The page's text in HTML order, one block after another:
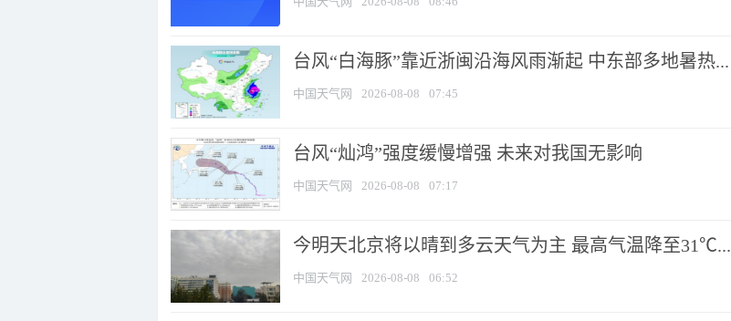
台风“白海豚”靠近浙闽沿海风雨渐起 中东部多地暑热...
中国天气网 2026-08-08 07:45
台风“灿鸿”强度缓慢增强 未来对我国无影响
中国天气网 2026-08-08 07:17
今明天北京将以晴到多云天气为主 最高气温降至31℃...
中国天气网 2026-08-08 06:52